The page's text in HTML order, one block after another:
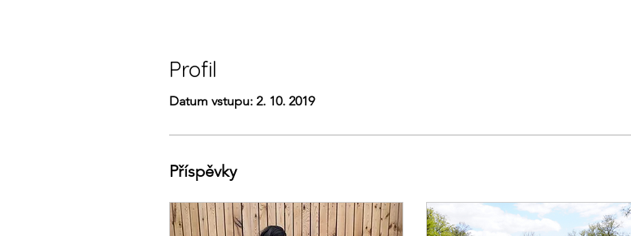
Profil
Datum vstupu: 2. 10. 2019
Příspěvky